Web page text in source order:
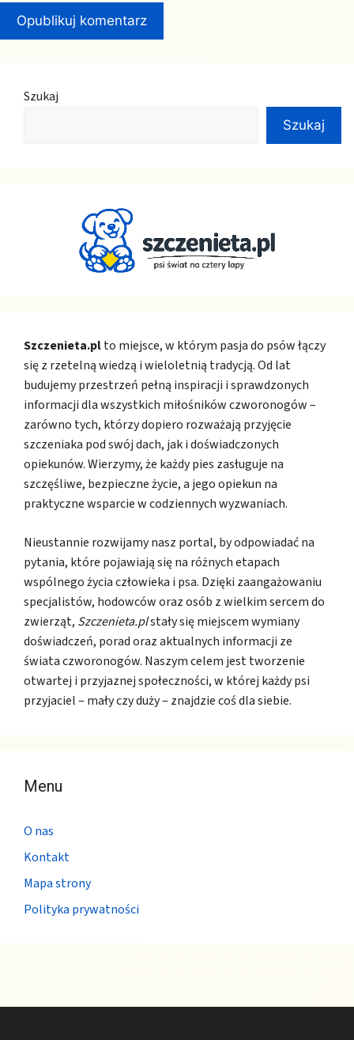
Szukaj
Szukaj
Szczenieta.plto miejsce, w którym pasja do psów łączy
się z rzetelną wiedzą i wieloletnią tradycją. Od lat
budujemy przestrzeń pełną inspiracji i sprawdzonych
informacji dla wszystkich miłośników czworonogów –
zarówno tych, którzy dopiero rozważają przyjęcie
szczeniaka pod swój dach, jak i doświadczonych
opiekunów. Wierzymy, że każdy pies zasługuje na
szczęśliwe, bezpieczne życie, a jego opiekun na
praktyczne wsparcie w codziennych wyzwaniach.
Nieustannie rozwijamy nasz portal, by odpowiadać na
pytania, które pojawiają się na różnych etapach
wspólnego życia człowieka i psa. Dzięki zaangażowaniu
specjalistów, hodowców oraz osób z wielkim sercem do
zwierząt, Szczenieta.plstały się miejscem wymiany
doświadczeń, porad oraz aktualnych informacji ze
świata czworonogów. Naszym celem jest tworzenie
otwartej i przyjaznej społeczności, w której każdy psi
przyjaciel – mały czy duży – znajdzie coś dla siebie.
Menu
O nas
Kontakt
Mapa strony
Polityka prywatności